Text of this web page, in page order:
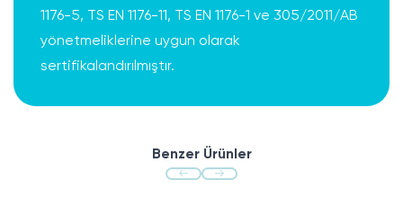
1176-5, TS EN 1176-11, TS EN 1176-1 ve 305/2011/AB
yönetmeliklerine uygun olarak
sertifikalandırılmıştır.
Benzer Ürünler